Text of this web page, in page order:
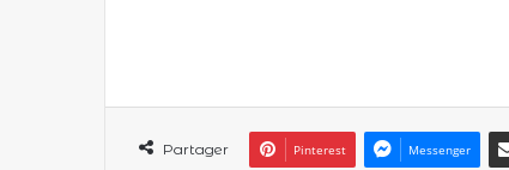
Partager Pinterest Messenger